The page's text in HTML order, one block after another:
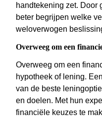
handtekening zet. Door
beter begrijpen welke
weloverwogen
Overweeg om een
Overweeg om een
hypotheek of lening.
van de beste
en doelen. Met hun
financiële keuzes te